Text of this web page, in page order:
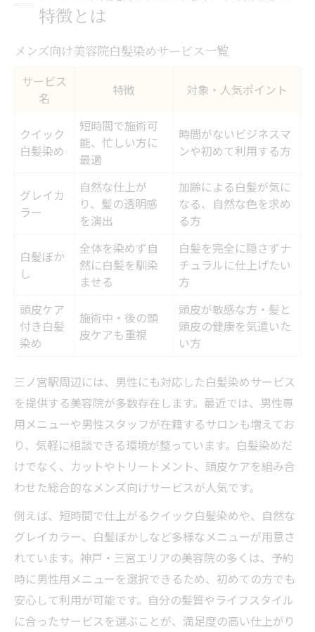
特徴とは
メンズ向け美容院白髪染めサービス一覧
サービス
名
特徴 対象・人気ポイント
クイック
白髪染め
短時間で施術可
能、忙しい方に
最適
時間がないビジネスマ
ンや初めて利用する方
グレイカ
ラー
自然な仕上が
り、髪の透明感
を演出
加齢による白髪が気に
なる、自然な色を求め
る方
白髪ぼか
し
全体を染めず自
然に白髪を馴染
ませる
白髪を完全に隠さずナ
チュラルに仕上げたい
方
頭皮ケア
付き白髪
染め
施術中・後の頭
皮ケアも重視
頭皮が敏感な方・髪と
頭皮の健康を気遣いた
い方
三ノ宮駅周辺には、男性にも対応した白髪染めサービス
を提供する美容院が多数存在します。最近では、男性専
用メニューや男性スタッフが在籍するサロンも増えてお
り、気軽に相談できる環境が整っています。白髪染めだ
けでなく、カットやトリートメント、頭皮ケアを組み合
わせた総合的なメンズ向けサービスが人気です。
例えば、短時間で仕上がるクイック白髪染めや、自然な
グレイカラー、白髪ぼかしなど多様なメニューが用意さ
れています。神戸・三宮エリアの美容院の多くは、予約
時に男性用メニューを選択できるため、初めての方でも
安心して利用が可能です。自分の髪質やライフスタイル
に合ったサービスを選ぶことが、満足度の高い仕上がり